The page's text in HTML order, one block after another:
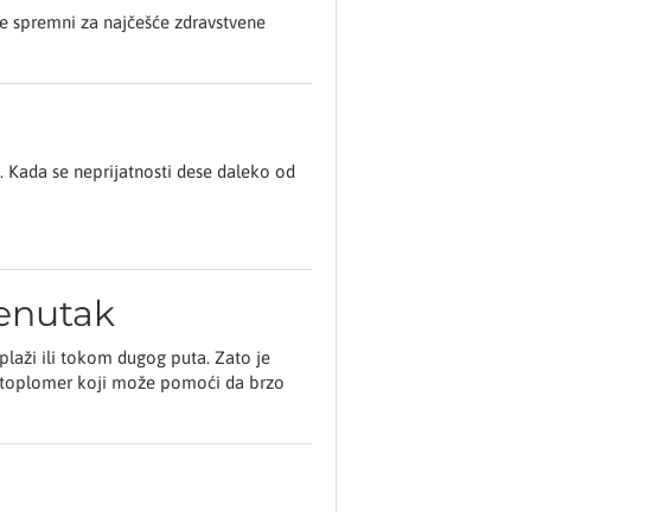
za najčešće zdravstvene
se neprijatnosti dese daleko od
ili tokom dugog puta. Zato je
koji može pomoći da brzo